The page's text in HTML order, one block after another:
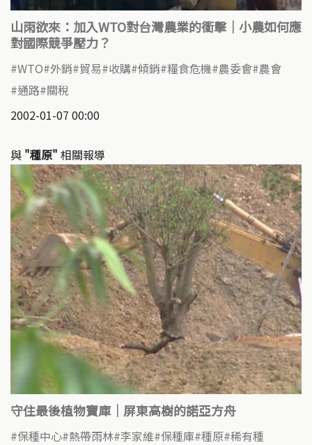
山雨欲來：加入WTO對台灣農業的衝擊｜小農如何應
對國際競爭壓力？
WTO 外銷 貿易 收購 傾銷 糧食危機 農委會 農會
通路 關稅
2002-01-07 00:00
與 "種原" 相關報導
守住最後植物寶庫｜屏東高樹的諾亞方舟
保種中心 熱帶雨林 李家維 保種庫 種原 稀有種